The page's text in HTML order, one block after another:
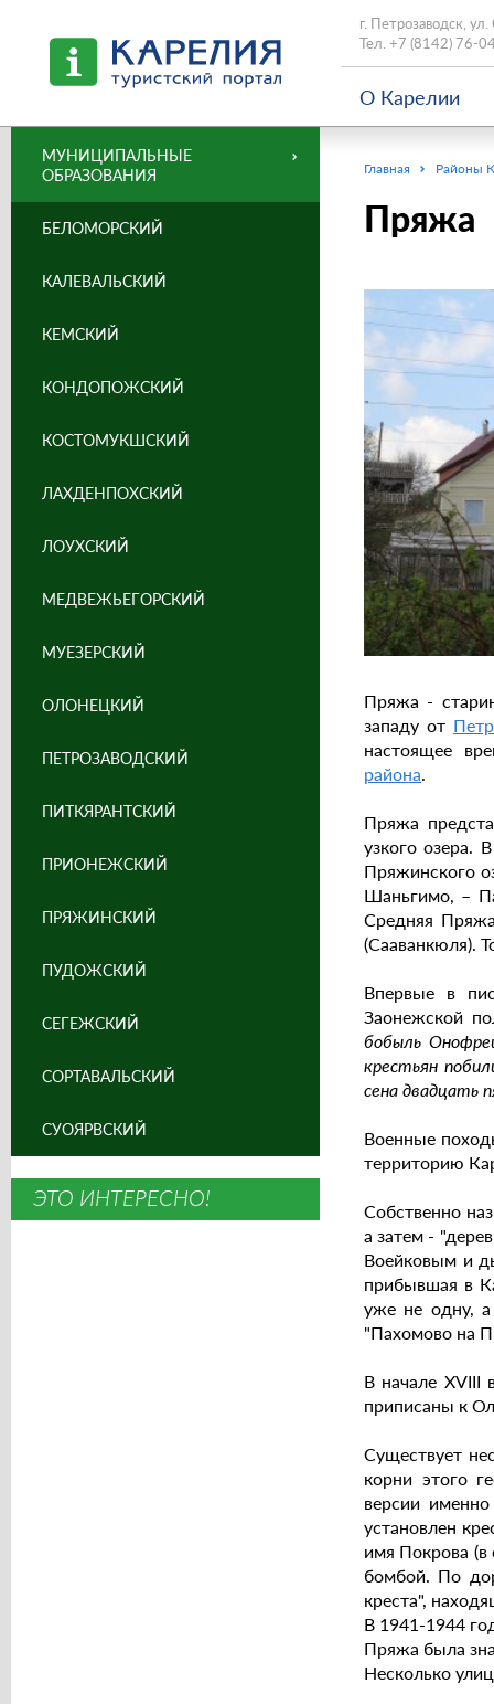
г. Петрозаводск,
Тел. +7 (8142) 76-
О Карелии
Главная Районы
Пряжа
Пряжа -
западу от
настоящее
района.
Пряжа
узкого озера.
Пряжинского
Шаньгимо, –
Средняя
(Сааванкюля).
Впервые в
Заонежской
бобыль
крестьян
сена двадцать
Военные
территорию
Собственно
а затем -
Воейковым и
прибывшая в
уже не одну,
"Пахомово на
В начале XVIII
приписаны к
Существует
корни этого
версии
установлен
имя Покрова (в
бомбой. По
креста",
В 1941-1944
Пряжа была
Несколько
МУНИЦИПАЛЬНЫЕ
ОБРАЗОВАНИЯ
БЕЛОМОРСКИЙ
КАЛЕВАЛЬСКИЙ
КЕМСКИЙ
КОНДОПОЖСКИЙ
КОСТОМУКШСКИЙ
ЛАХДЕНПОХСКИЙ
ЛОУХСКИЙ
МЕДВЕЖЬЕГОРСКИЙ
МУЕЗЕРСКИЙ
ОЛОНЕЦКИЙ
ПЕТРОЗАВОДСКИЙ
ПИТКЯРАНТСКИЙ
ПРИОНЕЖСКИЙ
ПРЯЖИНСКИЙ
ПУДОЖСКИЙ
СЕГЕЖСКИЙ
СОРТАВАЛЬСКИЙ
СУОЯРВСКИЙ
ЭТО ИНТЕРЕСНО!